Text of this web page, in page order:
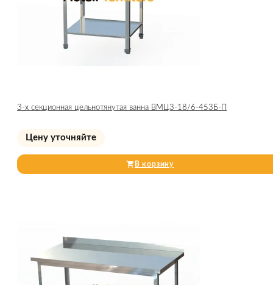
3-х секционная цельнотянутая ванна ВМЦ3-18/6-453Б-П
Цену уточняйте
В корзину